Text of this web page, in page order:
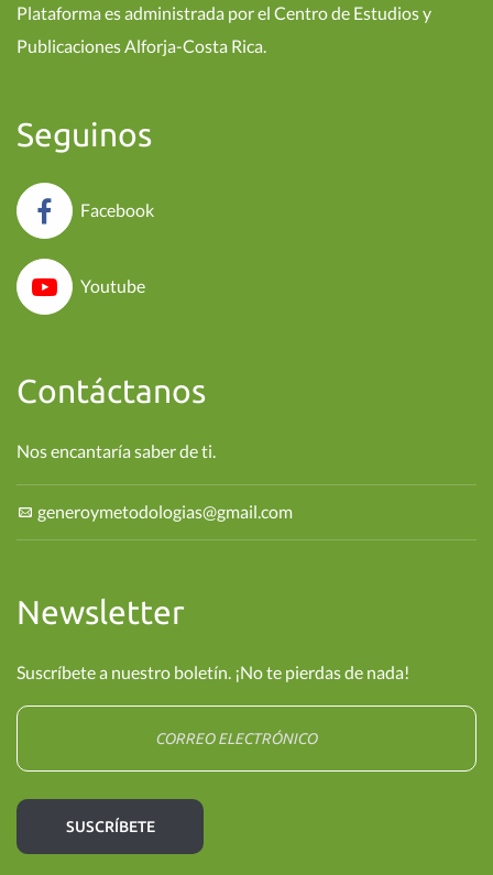
Plataforma es administrada por el Centro de Estudios y
Publicaciones Alforja-Costa Rica.
Seguinos
Facebook
Youtube
Contáctanos
Nos encantaría saber de ti.
generoymetodologias@gmail.com
Newsletter
Suscríbete a nuestro boletín. ¡No te pierdas de nada!